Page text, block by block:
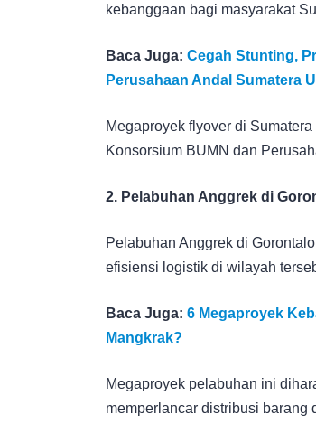
kebanggaan bagi masyarakat
Baca Juga: Cegah Stunting,
Perusahaan Andal Sumatera
Megaproyek flyover di
Konsorsium BUMN dan
2. Pelabuhan Anggrek di
Pelabuhan Anggrek di
efisiensi logistik di wilayah
Baca Juga: 6 Megaproyek
Mangkrak?
Megaproyek pelabuhan ini
memperlancar distribusi barang